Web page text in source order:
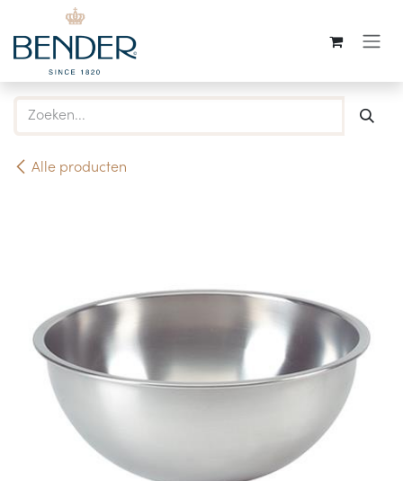
Overslaan naar inhoud
Alle producten